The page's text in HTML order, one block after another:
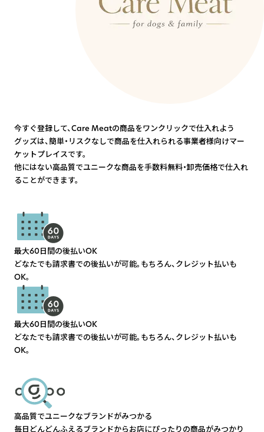
今すぐ登録して、Care Meatの商品をワンクリックで仕入れよう
グッズは、簡単・リスクなしで商品を仕入れられる事業者様向けマー
ケットプレイスです。
他にはない高品質でユニークな商品を手数料無料・卸売価格で仕入れ
ることができます。
最大60日間の後払いOK
どなたでも請求書での後払いが可能。もちろん、クレジット払いも
OK。
最大60日間の後払いOK
どなたでも請求書での後払いが可能。もちろん、クレジット払いも
OK。
高品質でユニークなブランドがみつかる
毎日どんどんふえるブランドからお店にぴったりの商品がみつかり